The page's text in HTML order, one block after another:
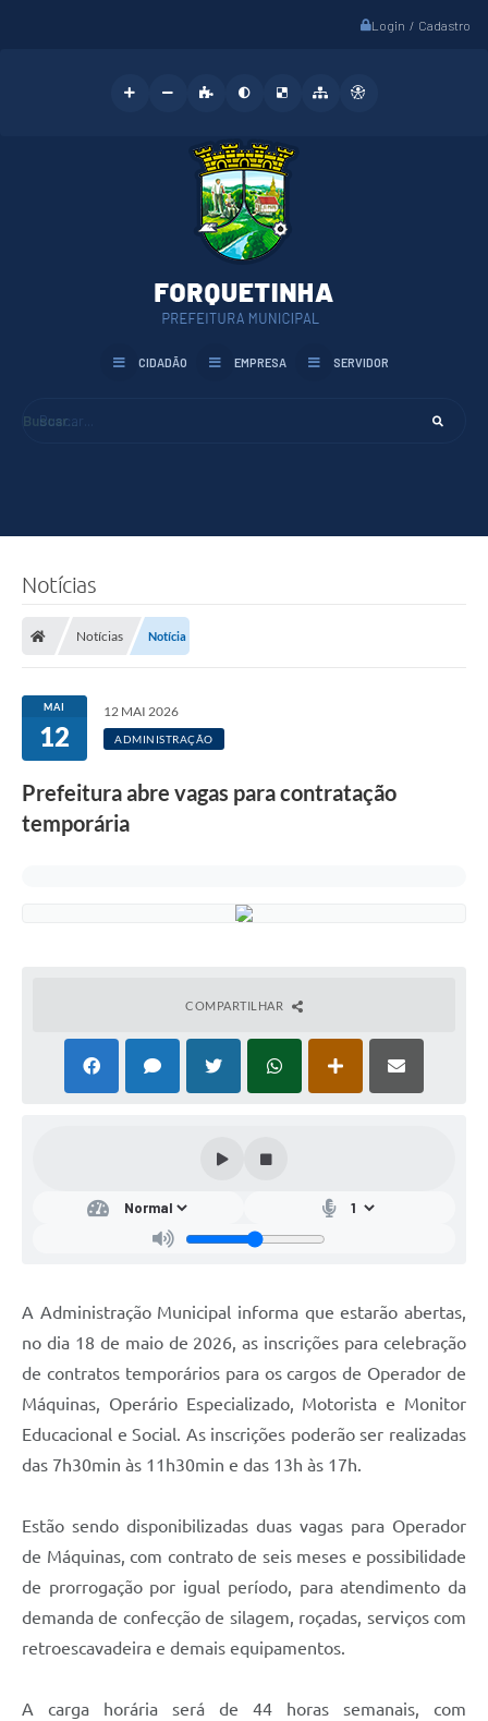
Login / Cadastro
Buscar...
CIDADÃO EMPRESA SERVIDOR
Notícias
Notícias Notícia
MAI
12
12 MAI 2026
ADMINISTRAÇÃO
Prefeitura abre vagas para contratação
temporária
COMPARTILHAR
A Administração Municipal informa que estarão abertas,
no dia 18 de maio de 2026, as inscrições para celebração
de contratos temporários para os cargos de Operador de
Máquinas, Operário Especializado, Motorista e Monitor
Educacional e Social. As inscrições poderão ser realizadas
das 7h30min às 11h30min e das 13h às 17h.
Estão sendo disponibilizadas duas vagas para Operador
de Máquinas, com contrato de seis meses e possibilidade
de prorrogação por igual período, para atendimento da
demanda de confecção de silagem, roçadas, serviços com
retroescavadeira e demais equipamentos.
A carga horária será de 44 horas semanais, com